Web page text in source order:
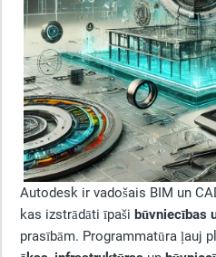
Autodesk ir vadošais BIM un
kas izstrādāti īpaši būvniecības
prasībām. Programmatūra ļauj